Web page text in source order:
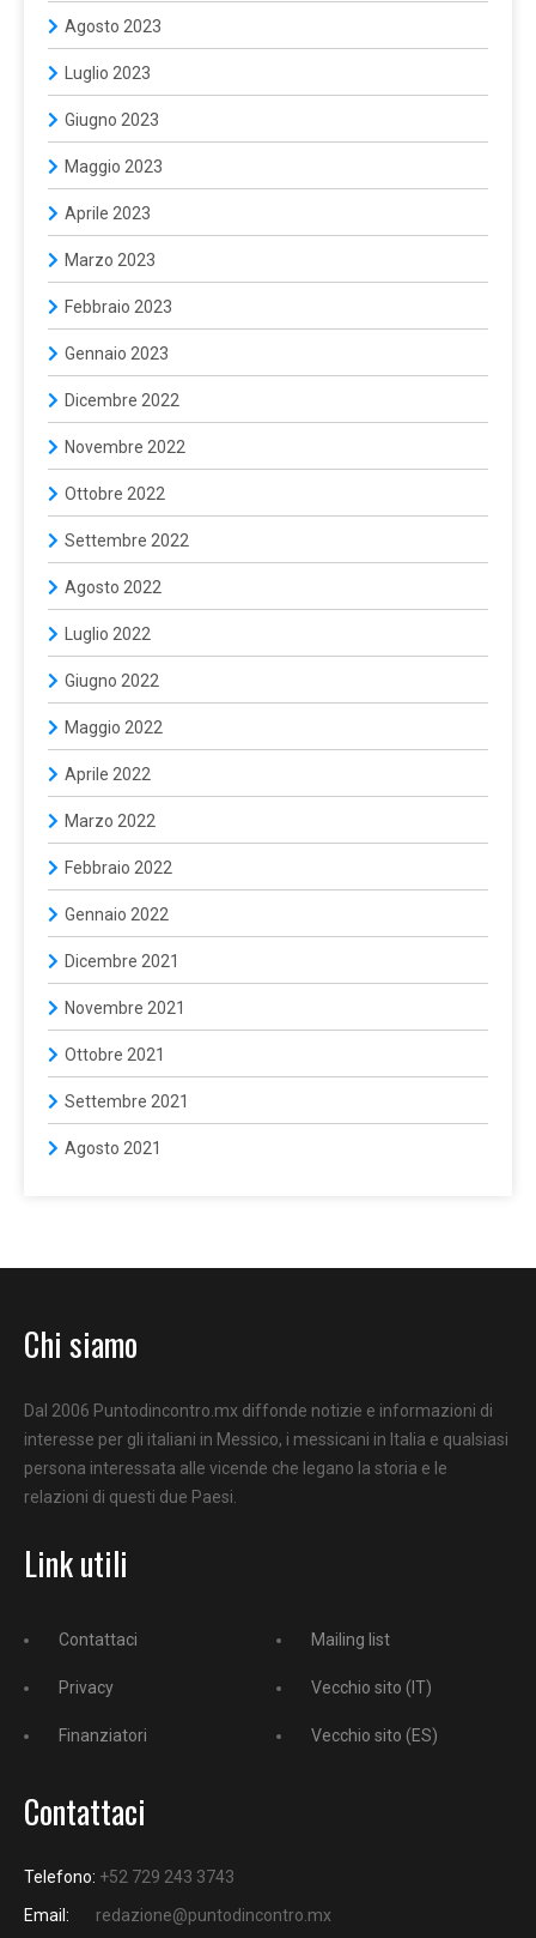
Agosto 2023
Luglio 2023
Giugno 2023
Maggio 2023
Aprile 2023
Marzo 2023
Febbraio 2023
Gennaio 2023
Dicembre 2022
Novembre 2022
Ottobre 2022
Settembre 2022
Agosto 2022
Luglio 2022
Giugno 2022
Maggio 2022
Aprile 2022
Marzo 2022
Febbraio 2022
Gennaio 2022
Dicembre 2021
Novembre 2021
Ottobre 2021
Settembre 2021
Agosto 2021
Chi siamo
Dal 2006 Puntodincontro.mx diffonde notizie e informazioni di
interesse per gli italiani in Messico, i messicani in Italia e qualsiasi
persona interessata alle vicende che legano la storia e le
relazioni di questi due Paesi.
Link utili
Contattaci
Privacy
Finanziatori
Mailing list
Vecchio sito (IT)
Vecchio sito (ES)
Contattaci
Telefono: +52 729 243 3743
Email:
redazione@puntodincontro.mx